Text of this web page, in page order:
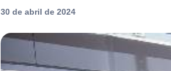
30 de abril de 2024